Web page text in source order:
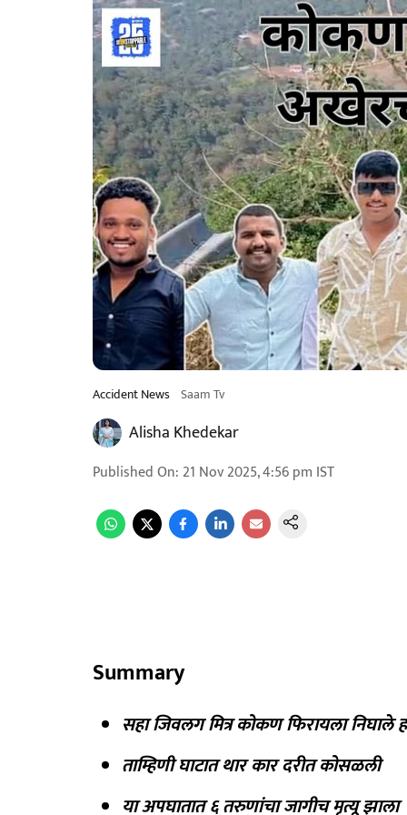
Accident News Saam Tv
Alisha Khedekar
Published On: 21 Nov 2025, 4:56 pm IST
Summary
सहा जिवलग मित्र कोकण फिरायला निघाले
ताम्हिणी घाटात थार कार दरीत कोसळली
या अपघातात ६ तरुणांचा जागीच मृत्यू झाला